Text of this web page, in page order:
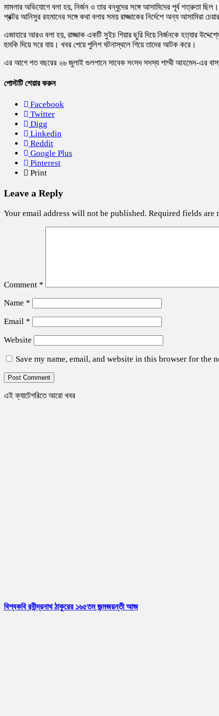
মামলার অভিযোগে বলা হয়, নির্জন ও তার বন্ধুদের সঙ্গে আসামিদের পূর্ব শত্রুতা
প্রক্টর আনিসুর রহমানের সঙ্গে কথা বলার সময় রাজ্জাকের নির্দেশে অন্য আসামিরা
এজাহারে আরও বলা হয়, রাজ্জাক একটি সুইচ গিয়ার ছুরি দিয়ে নির্জনকে হত্যার
হুমকি দিয়ে সরে যায়। খবর পেয়ে পুলিশ ঘটনাস্থলে গিয়ে তাদের আটক করে।
এর আগে গত বছরের ২৬ জুলাই গুলশানে সাবেক সংসদ সদস্যশাম্মী আহমেদ-এর
পোস্টটি শেয়ার করুন
Facebook
Twitter
Digg
Linkedin
Reddit
Google Plus
Pinterest
Print
Leave a Reply
Your email address will not be published. Required fields are
Comment *
Name *
Email *
Website
Save my name, email, and website in this browser for the
এই ক্যাটেগরিতে আরো খবর
বিশ্বকবি রবীন্দ্রনাথ ঠাকুরের ১৬৫তম জন্মজয়ন্তী আজ